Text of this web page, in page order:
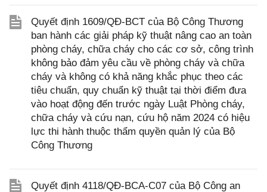
Quyết định 1609/QĐ-BCT của Bộ Công Thương
ban hành các giải pháp kỹ thuật nâng cao an toàn
phòng cháy, chữa cháy cho các cơ sở, công trình
không bảo đảm yêu cầu về phòng cháy và chữa
cháy và không có khả năng khắc phục theo các
tiêu chuẩn, quy chuẩn kỹ thuật tại thời điểm đưa
vào hoạt động đến trước ngày Luật Phòng cháy,
chữa cháy và cứu nạn, cứu hộ năm 2024 có hiệu
lực thi hành thuộc thẩm quyền quản lý của Bộ
Công Thương
Quyết định 4118/QĐ-BCA-C07 của Bộ Công an